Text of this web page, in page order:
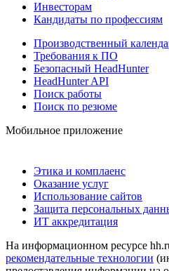
Инвесторам
Кандидаты по профессиям
Производственный
Требования к ПО
Безопасный HeadHunter
HeadHunter API
Поиск работы
Поиск по резюме
Мобильное приложение
Этика и комплаенс
Оказание услуг
Использование сайтов
Защита персональных
ИТ аккредитация
На информационном ресурсе
рекомендательные технологии